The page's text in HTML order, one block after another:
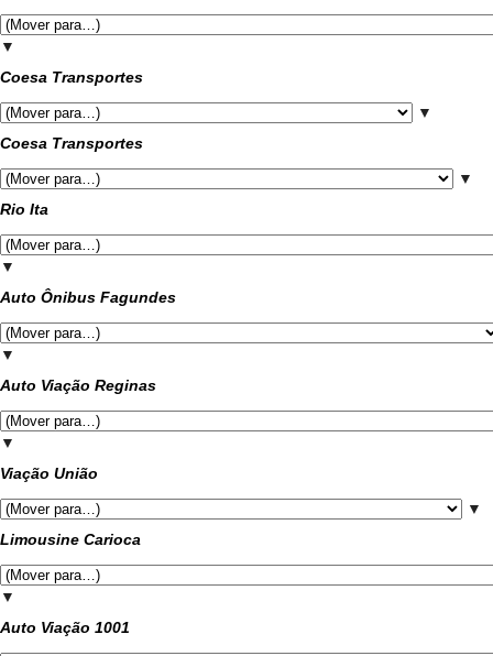
▼
Coesa Transportes
▼
Coesa Transportes
▼
Rio Ita
▼
Auto Ônibus Fagundes
▼
Auto Viação Reginas
▼
Viação União
▼
Limousine Carioca
▼
Auto Viação 1001